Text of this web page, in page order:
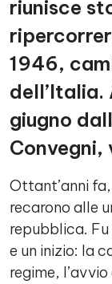
riunisce
1946,
dell’Italia.
giugno
Convegni,
Ottant’anni
recarono alle
repubblica. Fu
e un inizio: la
regime,